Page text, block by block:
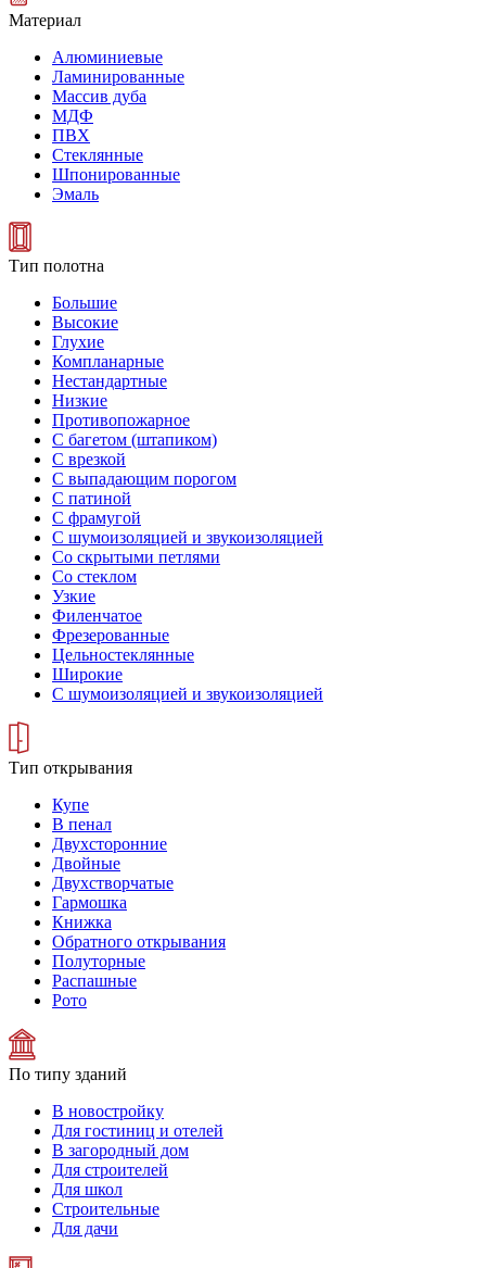
Материал
Алюминиевые
Ламинированные
Массив дуба
МДФ
ПВХ
Стеклянные
Шпонированные
Эмаль
Тип полотна
Большие
Высокие
Глухие
Компланарные
Нестандартные
Низкие
Противопожарное
С багетом (штапиком)
С врезкой
С выпадающим порогом
С патиной
С фрамугой
С шумоизоляцией и звукоизоляцией
Со скрытыми петлями
Со стеклом
Узкие
Филенчатое
Фрезерованные
Цельностеклянные
Широкие
С шумоизоляцией и звукоизоляцией
Тип открывания
Купе
В пенал
Двухсторонние
Двойные
Двухстворчатые
Гармошка
Книжка
Обратного открывания
Полуторные
Распашные
Рото
По типу зданий
В новостройку
Для гостиниц и отелей
В загородный дом
Для строителей
Для школ
Строительные
Для дачи